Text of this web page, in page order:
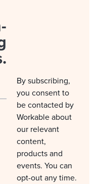
By subscribing,
you consent to
be contacted by
Workable about
our relevant
content,
products and
events. You can
opt-out any time.